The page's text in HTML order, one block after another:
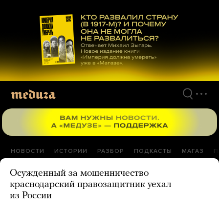
материалам
НОВОСТИ ИСТОРИИ РАЗБОР ПОДКАСТЫ МАГАЗ
Осужденный за мошенничество
краснодарский правозащитник уехал
из России